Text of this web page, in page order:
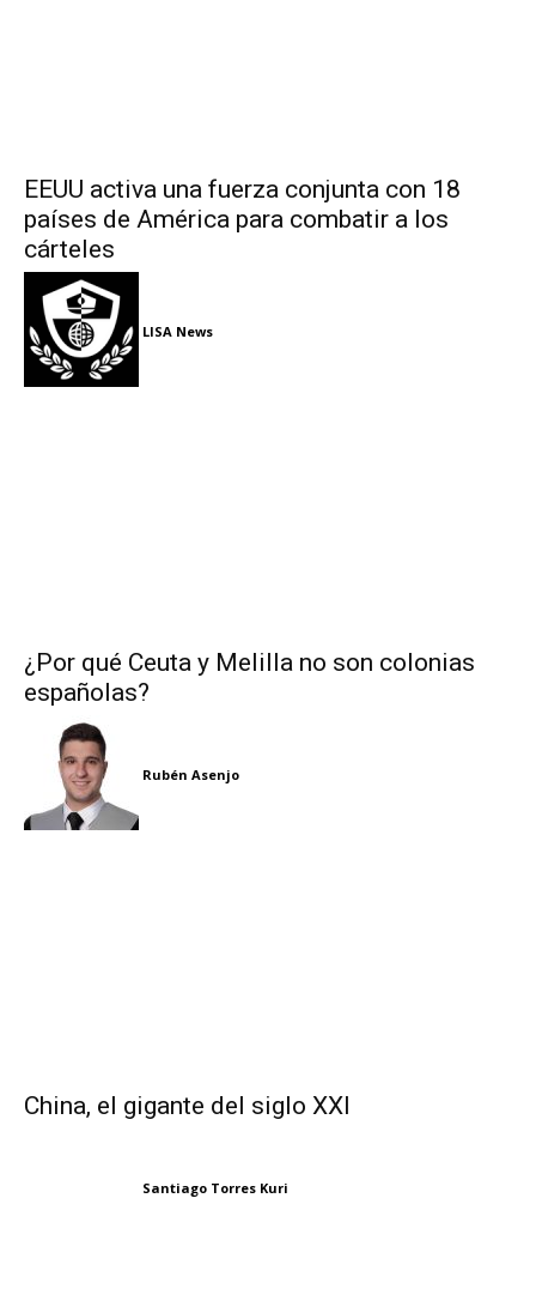
EEUU activa una fuerza conjunta con 18
países de América para combatir a los
cárteles
LISA News
¿Por qué Ceuta y Melilla no son colonias
españolas?
Rubén Asenjo
China, el gigante del siglo XXI
Santiago Torres Kuri